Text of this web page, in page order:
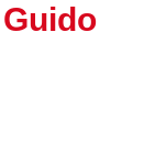
Guido